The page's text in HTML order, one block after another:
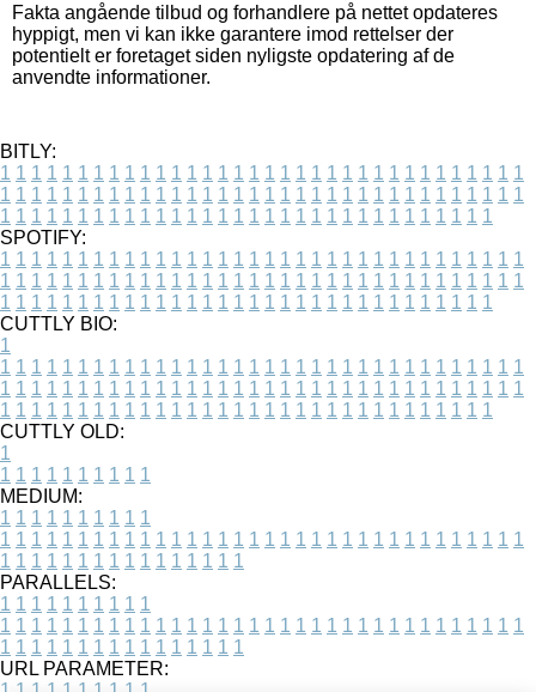
Fakta angående tilbud og forhandlere på nettet opdateres
hyppigt, men vi kan ikke garantere imod rettelser der
potentielt er foretaget siden nyligste opdatering af de
anvendte informationer.
BITLY:
1 1 1 1 1 1 1 1 1 1 1 1 1 1 1 1 1 1 1 1 1 1 1 1 1 1 1 1 1 1 1 1 1 1
1 1 1 1 1 1 1 1 1 1 1 1 1 1 1 1 1 1 1 1 1 1 1 1 1 1 1 1 1 1 1 1 1 1
1 1 1 1 1 1 1 1 1 1 1 1 1 1 1 1 1 1 1 1 1 1 1 1 1 1 1 1 1 1 1 1
SPOTIFY:
1 1 1 1 1 1 1 1 1 1 1 1 1 1 1 1 1 1 1 1 1 1 1 1 1 1 1 1 1 1 1 1 1 1
1 1 1 1 1 1 1 1 1 1 1 1 1 1 1 1 1 1 1 1 1 1 1 1 1 1 1 1 1 1 1 1 1 1
1 1 1 1 1 1 1 1 1 1 1 1 1 1 1 1 1 1 1 1 1 1 1 1 1 1 1 1 1 1 1 1
CUTTLY BIO:
1
1 1 1 1 1 1 1 1 1 1 1 1 1 1 1 1 1 1 1 1 1 1 1 1 1 1 1 1 1 1 1 1 1 1
1 1 1 1 1 1 1 1 1 1 1 1 1 1 1 1 1 1 1 1 1 1 1 1 1 1 1 1 1 1 1 1 1 1
1 1 1 1 1 1 1 1 1 1 1 1 1 1 1 1 1 1 1 1 1 1 1 1 1 1 1 1 1 1 1 1
CUTTLY OLD:
1
1 1 1 1 1 1 1 1 1 1
MEDIUM:
1 1 1 1 1 1 1 1 1 1
1 1 1 1 1 1 1 1 1 1 1 1 1 1 1 1 1 1 1 1 1 1 1 1 1 1 1 1 1 1 1 1 1 1
1 1 1 1 1 1 1 1 1 1 1 1 1 1 1 1
PARALLELS:
1 1 1 1 1 1 1 1 1 1
1 1 1 1 1 1 1 1 1 1 1 1 1 1 1 1 1 1 1 1 1 1 1 1 1 1 1 1 1 1 1 1 1 1
1 1 1 1 1 1 1 1 1 1 1 1 1 1 1 1
URL PARAMETER: